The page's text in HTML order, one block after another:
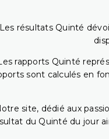
Les résultats Quinté
rapports Quinté
sont calculés en
site, dédié aux
du Quinté du jour